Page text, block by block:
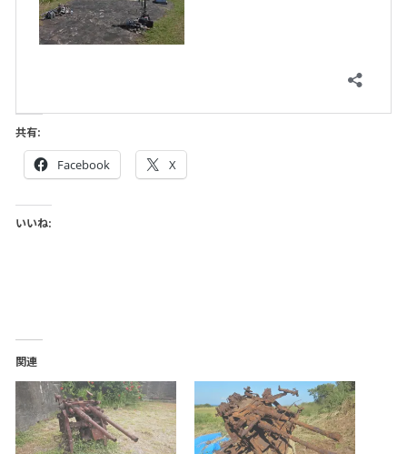
共有:
Facebook X
いいね:
関連